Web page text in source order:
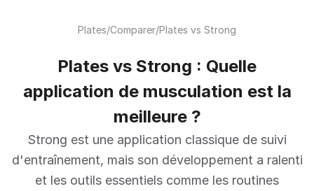
Plates/Comparer/Plates vs Strong
Plates vs Strong : Quelle
application de musculation est la
meilleure ?
Strong est une application classique de suivi
d'entraînement, mais son développement a ralenti
et les outils essentiels comme les routines